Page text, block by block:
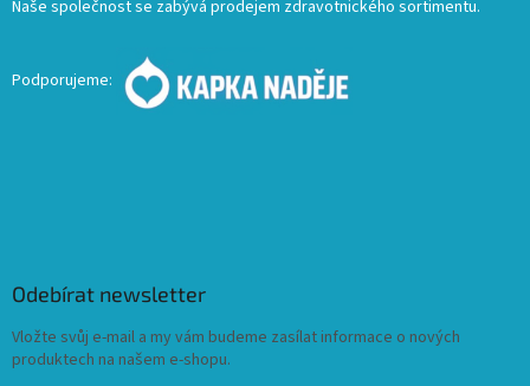
Naše společnost se zabývá prodejem zdravotnického sortimentu.
Podporujeme:
Odebírat newsletter
Vložte svůj e-mail a my vám budeme zasílat informace o nových
produktech na našem e-shopu.